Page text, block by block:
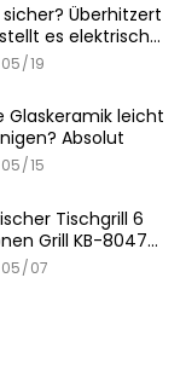
Überhitzert
es elektrische
bei? Vom Kinbo -
05 19
Glaskeramik leicht
Absolut
05 15
Tischgrill 6
Grill KB-8047
05 07